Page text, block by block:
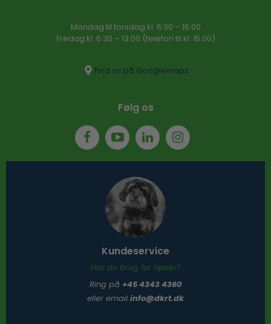
Mandag til torsdag kl. 6:30 – 16​:00
Fredag kl. 6:30 – 13:00 (telefon til kl. 15:00)​
Find os på Googlemaps
Følg os
Kundeservice
Har du brug for hjælp?
Ring på +45 4343 4360
eller email info@dkrt.dk